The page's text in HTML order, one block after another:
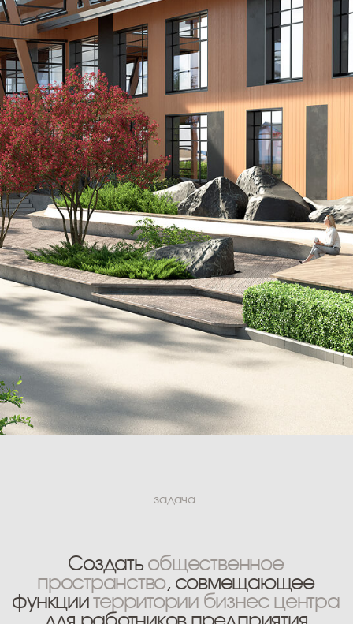
задача.
Создатьобщественное
пространство, совмещающее
функциитерритории бизнес центра